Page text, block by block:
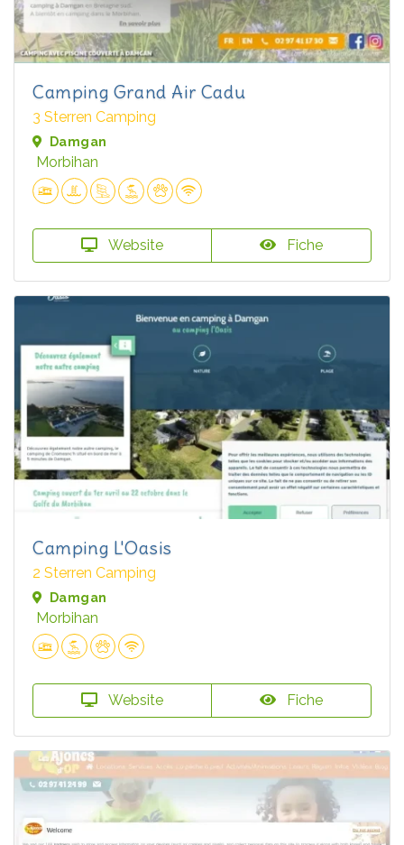
Camping Grand Air Cadu
3 Sterren Camping
Damgan
Morbihan
Website Fiche
Camping L'Oasis
2 Sterren Camping
Damgan
Morbihan
Website Fiche